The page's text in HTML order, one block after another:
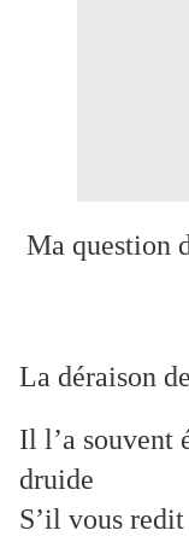
Ma question
La déraison
Il l’a souvent
druide
S’il vous